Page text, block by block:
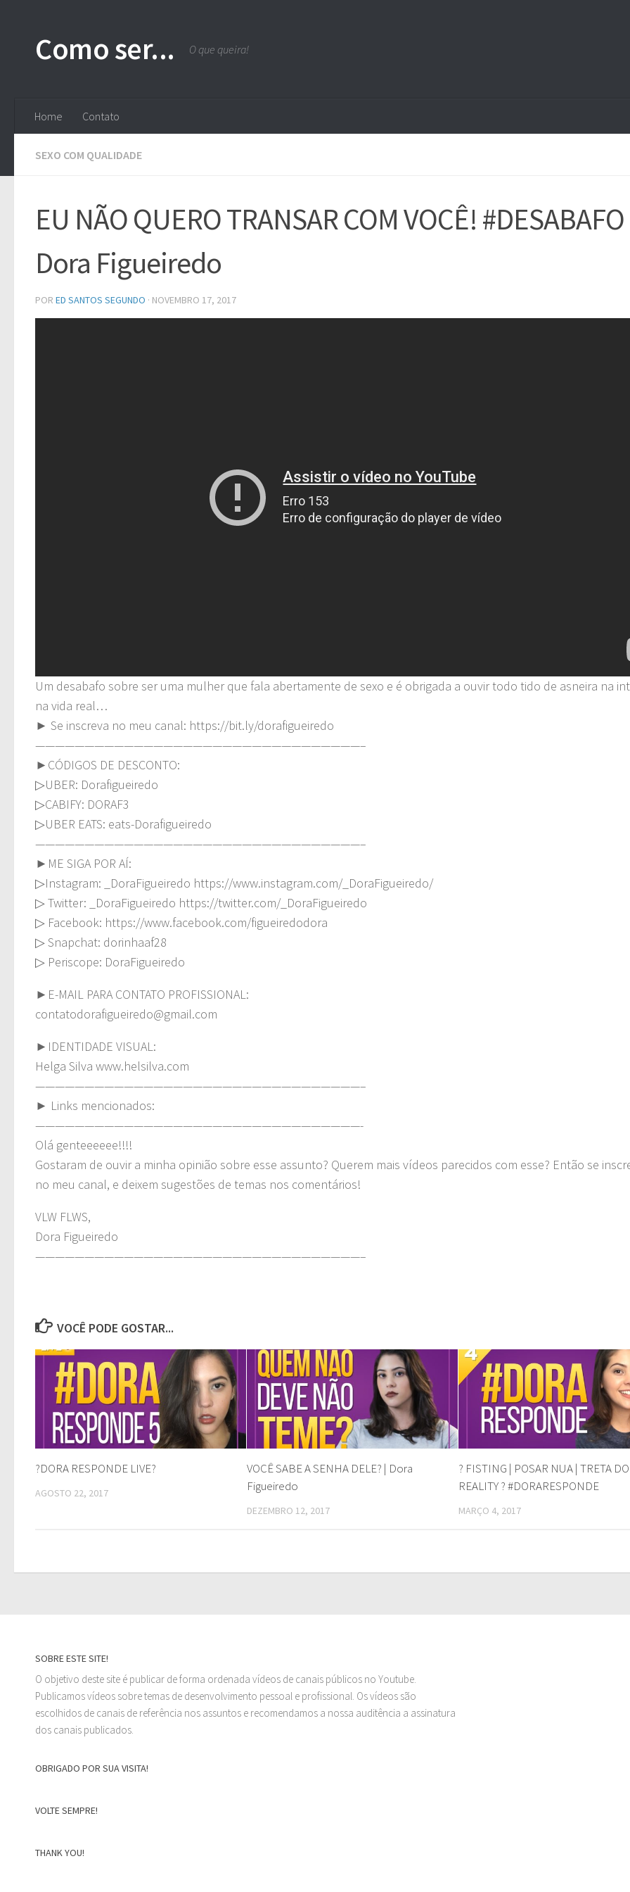
Como ser... O que queira!
Home Contato
SEXO COM QUALIDADE
EU NÃO QUERO TRANSAR COM VOCÊ! #DESABAFO
Dora Figueiredo
POR ED SANTOS SEGUNDO · NOVEMBRO 17, 2017
Um desabafo sobre ser uma mulher que fala abertamente de sexo e é obrigada a ouvir todo tido de asneira na
na vida real…
► Se inscreva no meu canal: https://bit.ly/dorafigueiredo
—————————————————————————————————–
►CÓDIGOS DE DESCONTO:
▷UBER: Dorafigueiredo
▷CABIFY: DORAF3
▷UBER EATS: eats-Dorafigueiredo
—————————————————————————————————–
►ME SIGA POR AÍ:
▷Instagram: _DoraFigueiredo https://www.instagram.com/_DoraFigueiredo/
▷ Twitter: _DoraFigueiredo https://twitter.com/_DoraFigueiredo
▷ Facebook: https://www.facebook.com/figueiredodora
▷ Snapchat: dorinhaaf28
▷ Periscope: DoraFigueiredo
►E-MAIL PARA CONTATO PROFISSIONAL:
contatodorafigueiredo@gmail.com
►IDENTIDADE VISUAL:
Helga Silva www.helsilva.com
—————————————————————————————————–
► Links mencionados:
—————————————————————————————————-
Olá genteeeeee!!!!
Gostaram de ouvir a minha opinião sobre esse assunto? Querem mais vídeos parecidos com esse? Então se
no meu canal, e deixem sugestões de temas nos comentários!
VLW FLWS,
Dora Figueiredo
—————————————————————————————————–
VOCÊ PODE GOSTAR...
?DORA RESPONDE LIVE?
AGOSTO 22, 2017
VOCÊ SABE A SENHA DELE? | Dora
Figueiredo
DEZEMBRO 12, 2017
? FISTING | POSAR NUA | TRETA DO
REALITY ? #DORARESPONDE
MARÇO 4, 2017
SOBRE ESTE SITE!
O objetivo deste site é publicar de forma ordenada vídeos de canais públicos no Youtube.
Publicamos vídeos sobre temas de desenvolvimento pessoal e profissional. Os vídeos são
escolhidos de canais de referência nos assuntos e recomendamos a nossa auditência a assinatura
dos canais publicados.
OBRIGADO POR SUA VISITA!
VOLTE SEMPRE!
THANK YOU!